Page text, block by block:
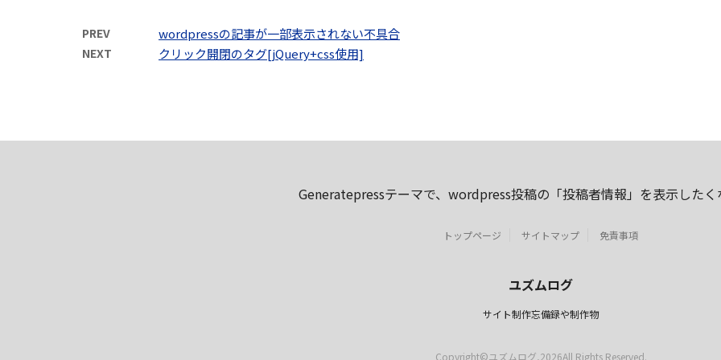
PREV wordpressの記事が一部表示されない不具合
NEXT クリック開閉のタグ[jQuery+css使用]
Generatepressテーマで、wordpress投稿の「投稿者情報」を表示したく
Table of Contents Plusの見出し、記事内の内部リンクを拾ってしまい困った
項目選択肢の値をフォームに渡す/contactform7
wordpressプラグイン contactfotm7 不要なタグを除去する
トップページ サイトマップ 免責事項
ユズムログ
サイト制作忘備録や制作物
Copyright©ユズムログ,2026All Rights Reserved.